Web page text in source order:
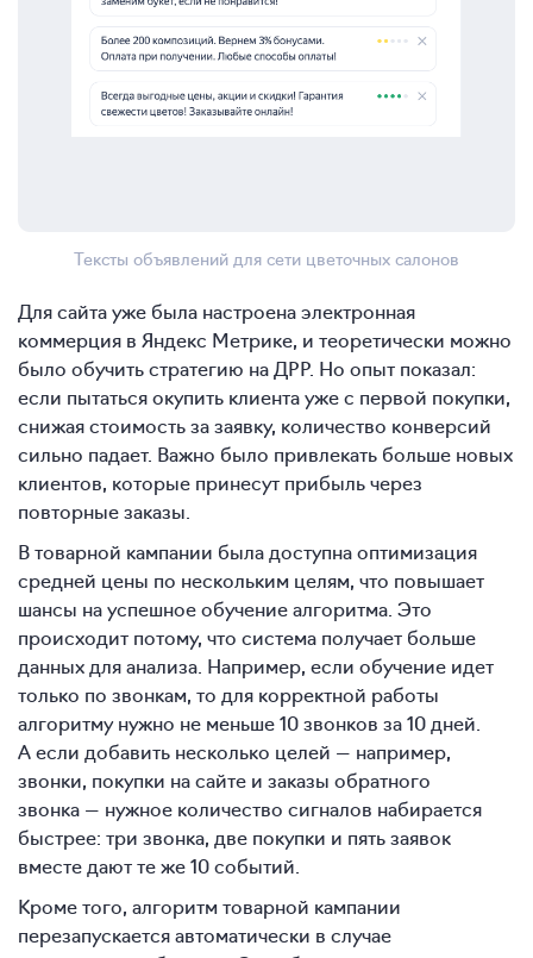
Тексты объявлений для сети цветочных салонов
Для сайта уже была настроена электронная
коммерция в Яндекс Метрике, и теоретически можно
было обучить стратегию на ДРР. Но опыт показал:
если пытаться окупить клиента уже с первой покупки,
снижая стоимость за заявку, количество конверсий
сильно падает. Важно было привлекать больше новых
клиентов, которые принесут прибыль через
повторные заказы.
В товарной кампании была доступна оптимизация
средней цены по нескольким целям, что повышает
шансы на успешное обучение алгоритма. Это
происходит потому, что система получает больше
данных для анализа. Например, если обучение идет
только по звонкам, то для корректной работы
алгоритму нужно не меньше 10 звонков за 10 дней.
А если добавить несколько целей — например,
звонки, покупки на сайте и заказы обратного
звонка — нужное количество сигналов набирается
быстрее: три звонка, две покупки и пять заявок
вместе дают те же 10 событий.
Кроме того, алгоритм товарной кампании
перезапускается автоматически в случае